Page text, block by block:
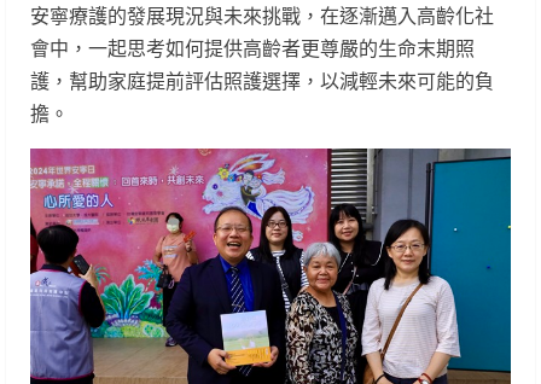
安寧療護的發展現況與未來挑戰，在逐漸邁入高齡化社
會中，一起思考如何提供高齡者更尊嚴的生命末期照
護，幫助家庭提前評估照護選擇，以減輕未來可能的負
擔。